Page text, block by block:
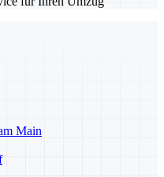
Main